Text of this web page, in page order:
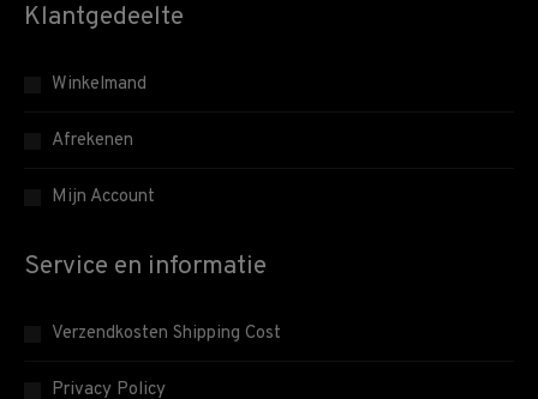
Klantgedeelte
Winkelmand
Afrekenen
Mijn Account
Service en informatie
Verzendkosten Shipping Cost
Privacy Policy